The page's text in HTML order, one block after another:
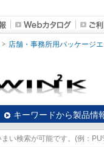
店舗・事務所用パッケージ
キーワードから製品情